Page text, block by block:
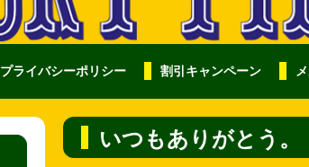
プライバシーポリシー 割引キャンペーン
いつもありがとう。